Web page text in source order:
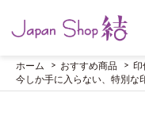
ホーム おすすめ商品
印
今しか手に入らない、特別な